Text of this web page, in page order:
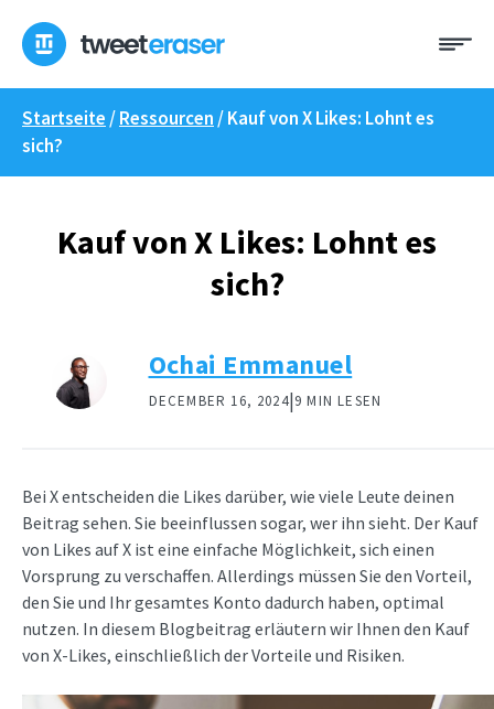
Inhalt
springen
Startseite /Ressourcen /Kauf von X Likes: Lohnt es
sich?
Kauf von X Likes: Lohnt es
sich?
Ochai Emmanuel
DECEMBER 16, 2024|9 MIN LESEN
Bei X entscheiden die Likes darüber, wie viele Leute deinen
Beitrag sehen. Sie beeinflussen sogar, wer ihn sieht. Der Kauf
von Likes auf X ist eine einfache Möglichkeit, sich einen
Vorsprung zu verschaffen. Allerdings müssen Sie den Vorteil,
den Sie und Ihr gesamtes Konto dadurch haben, optimal
nutzen. In diesem Blogbeitrag erläutern wir Ihnen den Kauf
von X-Likes, einschließlich der Vorteile und Risiken.